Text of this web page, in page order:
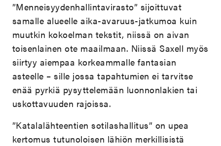
”Menneisyydenhallintavirasto” sijoittuvat
samalle alueelle aika-avaruus-jatkumoa kuin
muutkin kokoelman tekstit, niissä on aivan
toisenlainen ote maailmaan. Niissä Saxell myös
siirtyy aiempaa korkeammalle fantasian
asteelle – sille jossa tapahtumien ei tarvitse
enää pyrkiä pysyttelemään luonnonlakien tai
uskottavuuden rajoissa.
”Katalalähteentien sotilashallitus” on upea
kertomus tutunoloisen lähiön merkillisistä